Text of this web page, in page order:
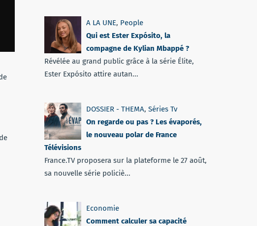
A LA UNE, People
Qui est Ester Expósito, la
compagne de Kylian Mbappé ?
Révélée au grand public grâce à la série Élite,
Ester Expósito attire autan...
DOSSIER - THEMA, Séries Tv
On regarde ou pas ? Les évaporés,
le nouveau polar de France
Télévisions
France.TV proposera sur la plateforme le 27 août,
sa nouvelle série policiè...
Economie
Comment calculer sa capacité